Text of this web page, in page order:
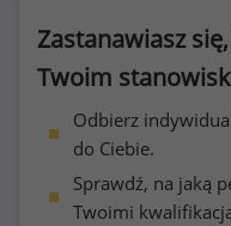
Zastanawiasz
Twoim
Odbierz
do Ciebie.
Sprawdź, na jaką
Twoimi